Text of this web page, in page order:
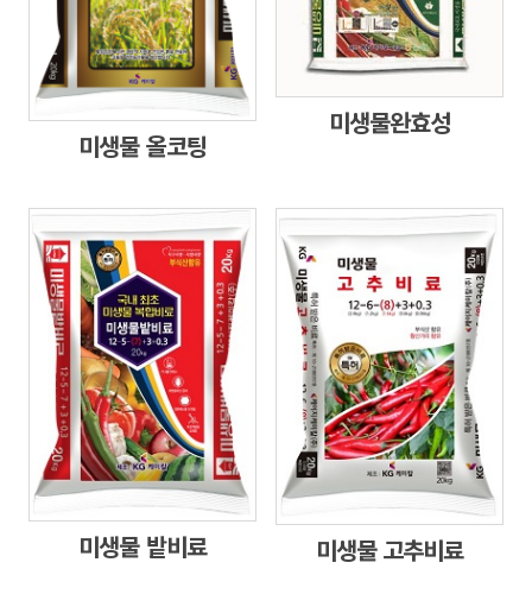
미생물 올코팅
미생물완효성
미생물 밭비료 미생물 고추비료